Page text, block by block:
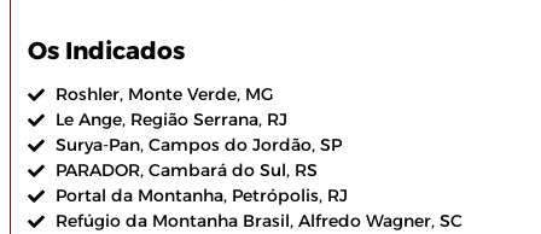
Os Indicados
Roshler, Monte Verde, MG
Le Ange, Região Serrana, RJ
Surya-Pan, Campos do Jordão, SP
PARADOR, Cambará do Sul, RS
Portal da Montanha, Petrópolis, RJ
Refúgio da Montanha Brasil, Alfredo Wagner, SC